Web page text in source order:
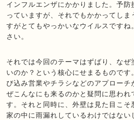
インフルエンザにかかりました。予防
っていますが、それでもかかってし
すがとてもやっかいなウイルスですね
さい。
それでは今回のテーマはずばり、なぜ
いのか？という核心にせまるもので
び込み営業やチラシなどのアプローチ
ぜこんなにも来るのかと疑問に思われ
す。それと同時に、外壁は見た目こそ
家の中に雨漏れしているわけではない